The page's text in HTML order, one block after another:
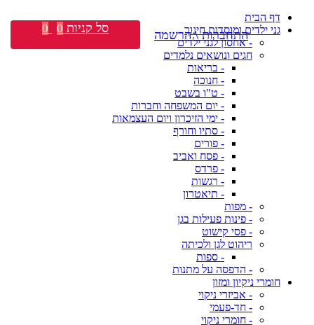
דף הבית
גני ילדים ומוסדות חינוך
- אחסון לגני ילדים
חגים ונושאים נלמדים
- בריאות
- חנוכה
- ט"ו בשבט
- יום המשפחה וחברות
- ימי הזיכרון ויום העצמאות
- סתיו וחורף
- פורים
- פסח ואביב
- פרדס
- רגשות
- תיאטרון
- מפות
- פינות פעילות בגן
- פסי קישוט
ריהוט לגן ולכיתה
- ספות
- הדפסה על מתנות
חומרי ניקיון ומזון
- אביזרי ניקוי
- חד-פעמי
- חומרי ניקוי
התחברות \ הרשמה סל קניות 0
0